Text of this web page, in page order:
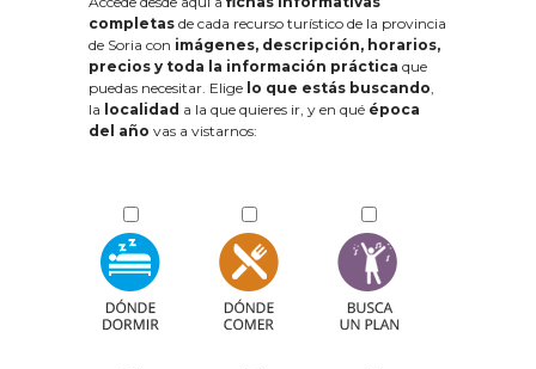
completas de cada recurso turístico de la provincia
de Soria con imágenes, descripción, horarios,
precios y toda la información práctica que
puedas necesitar. Elige lo que estás buscando,
la localidad a la que quieres ir, y en qué época
del año vas a vistarnos: